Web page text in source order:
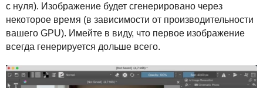
с нуля). Изображение будет сгенерировано через
некоторое время (в зависимости от производительности
вашего GPU). Имейте в виду, что первое изображение
всегда генерируется дольше всего.